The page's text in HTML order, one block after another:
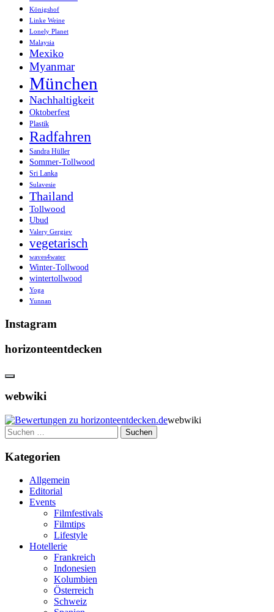
Königshof
Linke Weine
Lonely Planet
Malaysia
Mexiko
Myanmar
München
Nachhaltigkeit
Oktoberfest
Plastik
Radfahren
Sandra Hüller
Sommer-Tollwood
Sri Lanka
Sulavesie
Thailand
Tollwood
Ubud
Valery Gergiev
vegetarisch
waves4water
Winter-Tollwood
wintertollwood
Yoga
Yunnan
Instagram
horizonteentdecken
webwiki
webwiki
Suchen
nach:
Kategorien
Allgemein
Editorial
Events
Filmfestivals
Filmtips
Lifestyle
Hotellerie
Frankreich
Indonesien
Kolumbien
Österreich
Schweiz